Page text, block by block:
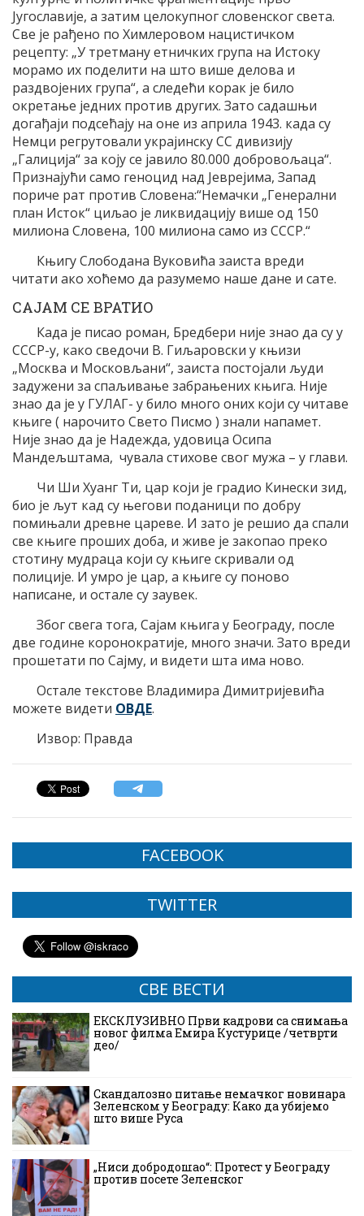
Југославије, а затим целокупног словенског света.
Све је рађено по Химлеровом нацистичком
рецепту: „У третману етничких група на Истоку
морамо их поделити на што више делова и
раздвојених група“, а следећи корак је било
окретање једних против других. Зато садашњи
догађаји подсећају на оне из априла 1943. када су
Немци регрутовали украјинску СС дивизију
„Галиција“ за коју се јавило 80.000 добровољаца“.
Признајући само геноцид над Јеврејима, Запад
пориче рат против Словена:“Немачки „Генерални
план Исток“ циљао је ликвидацију више од 150
милиона Словена, 100 милиона само из СССР.“
Књигу Слободана Вуковића заиста вреди
читати ако хоћемо да разумемо наше дане и сате.
САЈАМ СЕ ВРАТИО
Када је писао роман, Бредбери није знао да су у
СССР-у, како сведочи В. Гиљаровски у књизи
„Москва и Московљани“, заиста постојали људи
задужени за спаљивање забрањених књига. Није
знао да је у ГУЛАГ- у било много оних који су читаве
књиге ( нарочито Свето Писмо ) знали напамет.
Није знао да је Надежда, удовица Осипа
Мандељштама, чувала стихове свог мужа – у глави.
Чи Ши Хуанг Ти, цар који је градио Кинески зид,
био је љут кад су његови поданици по добру
помињали древне цареве. И зато је решио да спали
све књиге проших доба, и живе је закопао преко
стотину мудраца који су књиге скривали од
полиције. И умро је цар, а књиге су поново
написане, и остале су заувек.
Због свега тога, Сајам књига у Београду, после
две године коронократије, много значи. Зато вреди
прошетати по Сајму, и видети шта има ново.
Остале текстове Владимира Димитријевића
можете видети ОВДЕ.
Извор: Правда
FACEBOOK
TWITTER
СВЕ ВЕСТИ
ЕКСКЛУЗИВНО Први кадрови са снимања
новог филма Емира Кустурице /четврти
део/
Скандалозно питање немачког новинара
Зеленском у Београду: Како да убијемо
што више Руса
„Ниси добродошао“: Протест у Београду
против посете Зеленског